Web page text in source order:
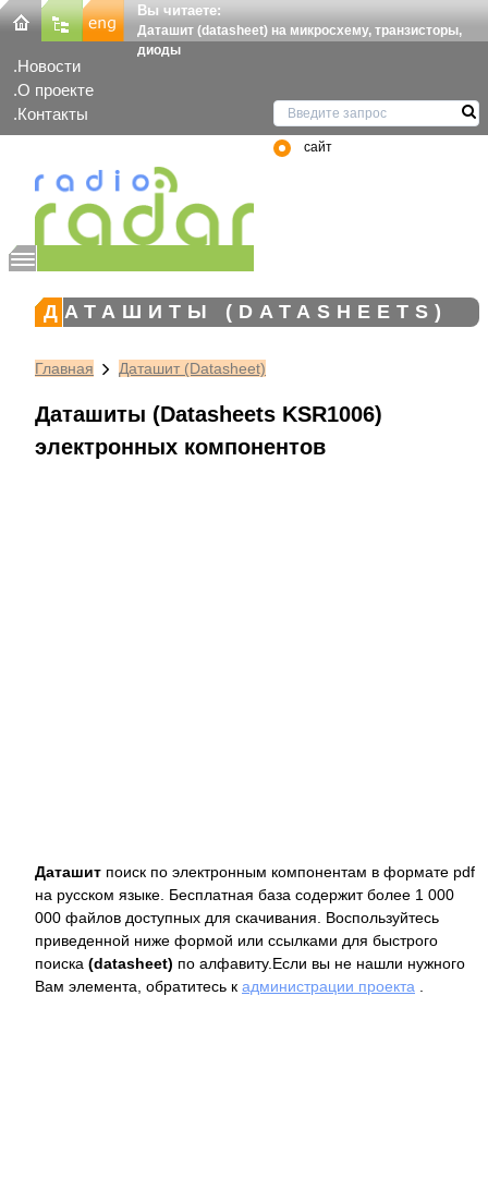
Вы читаете:
Даташит (datasheet) на микросхему, транзисторы,
диоды
Новости
О проекте
Контакты
сайт
ДАТАШИТЫ (DATASHEETS)
Главная Даташит (Datasheet)
Даташиты (Datasheets KSR1006)
электронных компонентов
Даташит поиск по электронным компонентам в формате pdf
на русском языке. Бесплатная база содержит более 1 000
000 файлов доступных для скачивания. Воспользуйтесь
приведенной ниже формой или ссылками для быстрого
поиска (datasheet) по алфавиту.Если вы не нашли нужного
Вам элемента, обратитесь к администрации проекта